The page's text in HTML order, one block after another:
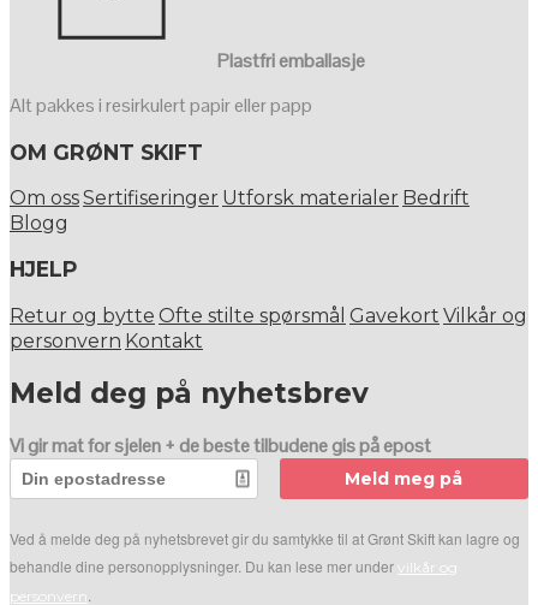
Plastfri emballasje
Alt pakkes i resirkulert papir eller papp
OM GRØNT SKIFT
Om ossSertifiseringer Utforsk materialer Bedrift
Blogg
HJELP
Retur og bytte Ofte stilte spørsmål Gavekort Vilkår og
personvern Kontakt
Meld deg på nyhetsbrev
Vi gir mat for sjelen + de beste tilbudene gis på epost
Meld meg på
Ved å melde deg på nyhetsbrevet gir du samtykke til at Grønt Skift kan lagre og
behandle dine personopplysninger. Du kan lese mer under vilkår og
personvern